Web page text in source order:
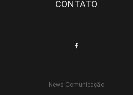
CONTATO
News Comunicação